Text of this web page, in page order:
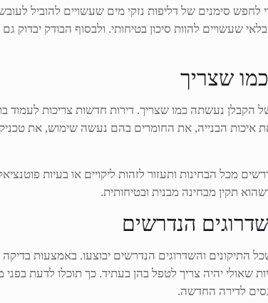
סימנים של דליפות נזקי מים שעשויים להוביל
שעשויים להוות סיכון בטיחותי. ולבסוף הבודק יבדוק
שצריך
הקבלן נעשתה כמו שצריך. דירות חדשות צריכות לעמוד
איכות הבנייה, את החומרים בהם נעשה שימוש, את
מכל הבחינות ותעזור לזהות ליקויים או בעיות
תקין מבחינה מבנית ובטיחותית.
הנדרשים
התיקונים והשדרוגים הנדרשים יבוצעו. באמצעות
שאולי יהיה צריך לטפל בהן בעתיד. כך תוכלו לדעת
לדירה החדשה.